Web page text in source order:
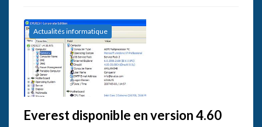
Actualités informatique
Everest disponible en version 4.60